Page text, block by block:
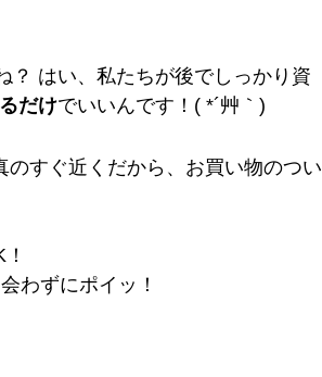
？ はい、私たちが後でしっかり資
だけでいいんです！( *´艸｀)
のすぐ近くだから、お買い物のつい
わずにポイッ！